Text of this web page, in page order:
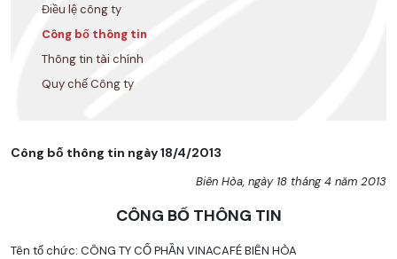
Điều lệ công ty
Công bố thông tin
Thông tin tài chính
Quy chế Công ty
Công bố thông tin ngày 18/4/2013
Biên Hòa, ngày 18 tháng 4 năm 2013
CÔNG BỐ THÔNG TIN
Tên tổ chức: CÔNG TY CỔ PHẦN VINACAFÉ BIÊN HÒA